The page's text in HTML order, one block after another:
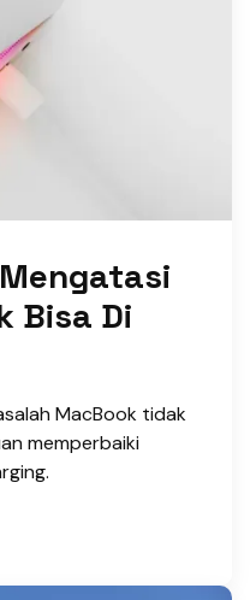
Bisa Di
MacBook tidak
memperbaiki